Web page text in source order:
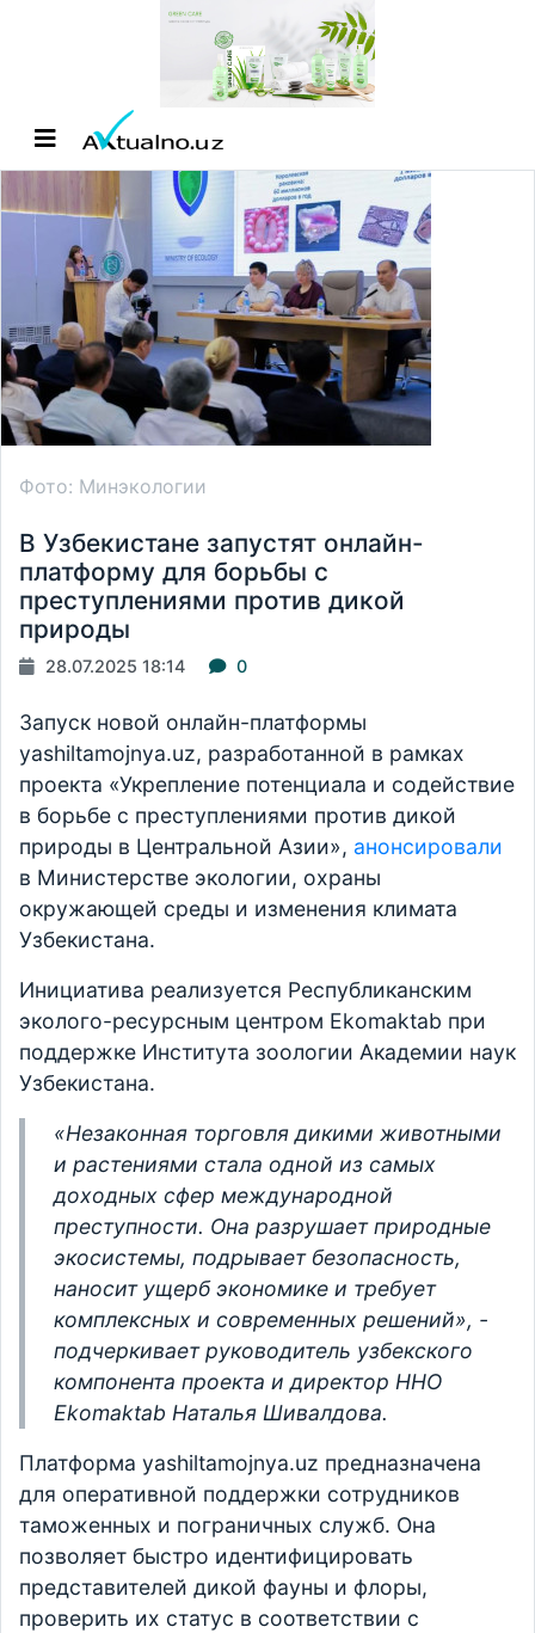
Фото: Минэкологии
В Узбекистане запустят онлайн-
платформу для борьбы с
преступлениями против дикой
природы
28.07.2025 18:14 0
Запуск новой онлайн-платформы
yashiltamojnya.uz, разработанной в рамках
проекта «Укрепление потенциала и содействие
в борьбе с преступлениями против дикой
природы в Центральной Азии», анонсировали
в Министерстве экологии, охраны
окружающей среды и изменения климата
Узбекистана.
Инициатива реализуется Республиканским
эколого-ресурсным центром Ekomaktab при
поддержке Института зоологии Академии наук
Узбекистана.
«Незаконная торговля дикими животными
и растениями стала одной из самых
доходных сфер международной
преступности. Она разрушает природные
экосистемы, подрывает безопасность,
наносит ущерб экономике и требует
комплексных и современных решений», -
подчеркивает руководитель узбекского
компонента проекта и директор ННО
Ekomaktab Наталья Шивалдова.
Платформа yashiltamojnya.uz предназначена
для оперативной поддержки сотрудников
таможенных и пограничных служб. Она
позволяет быстро идентифицировать
представителей дикой фауны и флоры,
проверить их статус в соответствии с